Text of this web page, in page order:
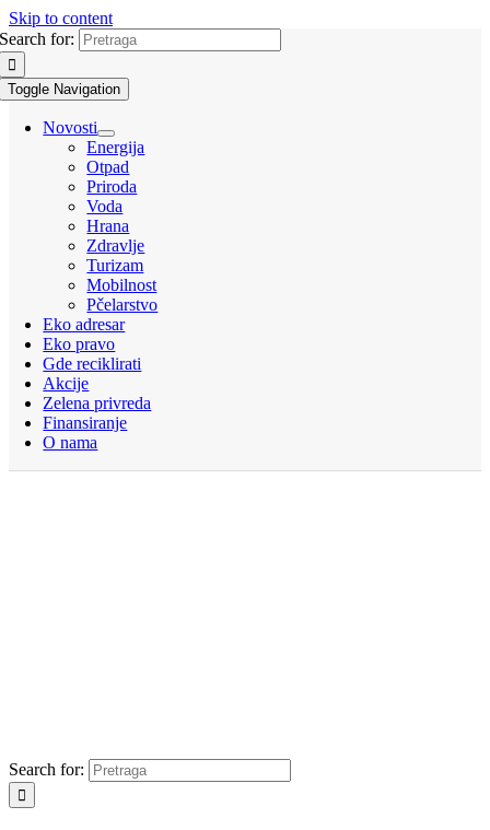
Skip to content
Search for:
Toggle Navigation
Novosti
Energija
Otpad
Priroda
Voda
Hrana
Zdravlje
Turizam
Mobilnost
Pčelarstvo
Eko adresar
Eko pravo
Gde reciklirati
Akcije
Zelena privreda
Finansiranje
O nama
Search for: